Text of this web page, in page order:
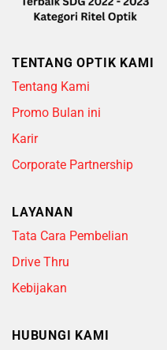
TENTANG OPTIK KAMI
Tentang Kami
Promo Bulan ini
Karir
Corporate Partnership
LAYANAN
Tata Cara Pembelian
Drive Thru
Kebijakan
HUBUNGI KAMI